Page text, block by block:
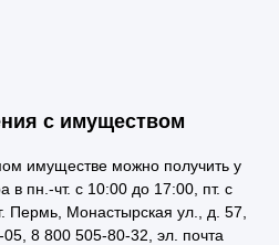
с имуществом
имуществе можно получить у
в пн.-чт. с 10:00 до 17:00, пт. с
Пермь, Монастырская ул., д. 57,
8 800 505-80-32, эл. почта